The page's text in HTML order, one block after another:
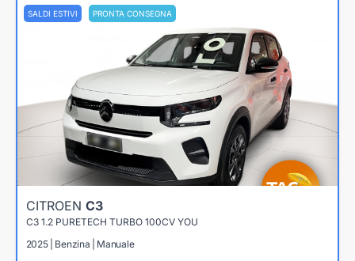
SALDI ESTIVI PRONTA CONSEGNA
CITROEN C3
C3 1.2 PURETECH TURBO 100CV YOU
2025 | Benzina | Manuale